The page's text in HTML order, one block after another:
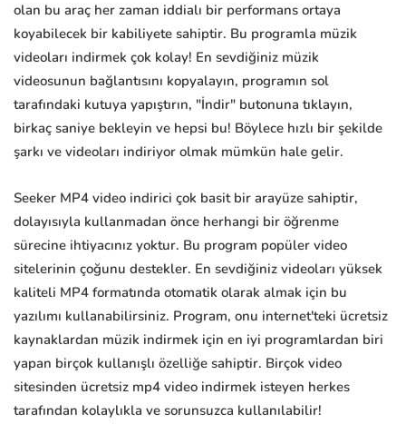
olan bu araç her zaman iddialı bir performans ortaya
koyabilecek bir kabiliyete sahiptir. Bu programla müzik
videoları indirmek çok kolay! En sevdiğiniz müzik
videosunun bağlantısını kopyalayın, programın sol
tarafındaki kutuya yapıştırın, "İndir" butonuna tıklayın,
birkaç saniye bekleyin ve hepsi bu! Böylece hızlı bir şekilde
şarkı ve videoları indiriyor olmak mümkün hale gelir.
Seeker MP4 video indirici çok basit bir arayüze sahiptir,
dolayısıyla kullanmadan önce herhangi bir öğrenme
sürecine ihtiyacınız yoktur. Bu program popüler video
sitelerinin çoğunu destekler. En sevdiğiniz videoları yüksek
kaliteli MP4 formatında otomatik olarak almak için bu
yazılımı kullanabilirsiniz. Program, onu internet'teki ücretsiz
kaynaklardan müzik indirmek için en iyi programlardan biri
yapan birçok kullanışlı özelliğe sahiptir. Birçok video
sitesinden ücretsiz mp4 video indirmek isteyen herkes
tarafından kolaylıkla ve sorunsuzca kullanılabilir!